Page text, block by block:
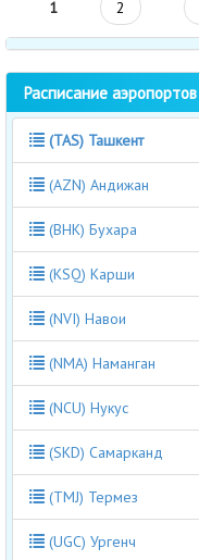
1 2
Расписание аэропортов
(TAS) Ташкент
(AZN) Андижан
(BHK) Бухара
(KSQ) Карши
(NVI) Навои
(NMA) Наманган
(NCU) Нукус
(SKD) Самарканд
(TMJ) Термез
(UGC) Ургенч